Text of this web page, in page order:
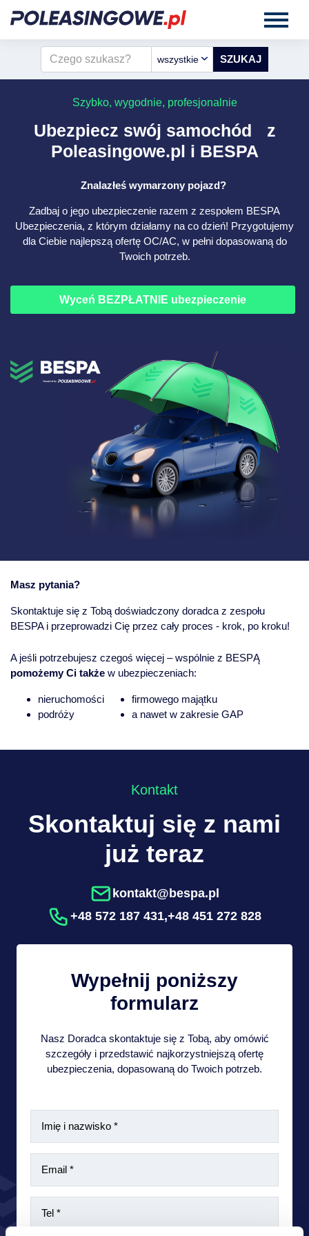
wszystkie
Szybko, wygodnie, profesjonalnie
Ubezpiecz swój samochód z
Poleasingowe.pl i BESPA
Znalazłeś wymarzony pojazd?
Zadbaj o jego ubezpieczenie razem z zespołem BESPA
Ubezpieczenia, z którym działamy na co dzień! Przygotujemy
dla Ciebie najlepszą ofertę OC/AC, w pełni dopasowaną do
Twoich potrzeb.
Wyceń BEZPŁATNIE ubezpieczenie
Masz pytania?
Skontaktuje się z Tobą doświadczony doradca z zespołu
BESPA i przeprowadzi Cię przez cały proces - krok, po kroku!
A jeśli potrzebujesz czegoś więcej – wspólnie z BESPĄ
pomożemy Ci także w ubezpieczeniach:
nieruchomości
podróży
firmowego majątku
a nawet w zakresie GAP
Kontakt
Skontaktuj się z nami
już teraz
kontakt@bespa.pl
+48 572 187 431,+48 451 272 828
Wypełnij poniższy
formularz
Nasz Doradca skontaktuje się z Tobą, aby omówić
szczegóły i przedstawić najkorzystniejszą ofertę
ubezpieczenia, dopasowaną do Twoich potrzeb.